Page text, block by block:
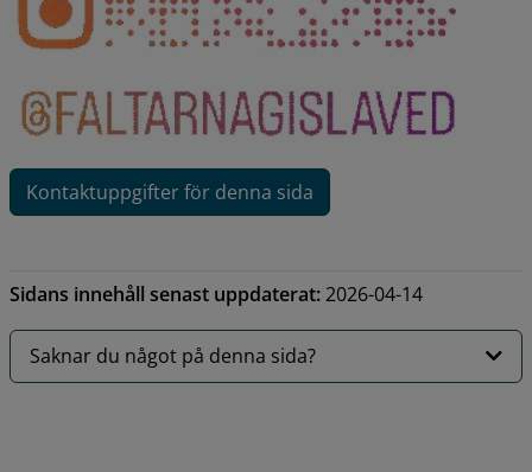
Kontaktuppgifter för denna sida
Sidans innehåll senast uppdaterat:2026-04-14
Saknar du något på denna sida?